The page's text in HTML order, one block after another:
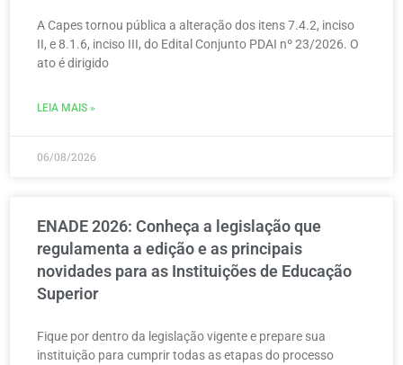
A Capes tornou pública a alteração dos itens 7.4.2, inciso
II, e 8.1.6, inciso III, do Edital Conjunto PDAI nº 23/2026. O
ato é dirigido
LEIA MAIS »
06/08/2026
ENADE 2026: Conheça a legislação que
regulamenta a edição e as principais
novidades para as Instituições de Educação
Superior
Fique por dentro da legislação vigente e prepare sua
instituição para cumprir todas as etapas do processo